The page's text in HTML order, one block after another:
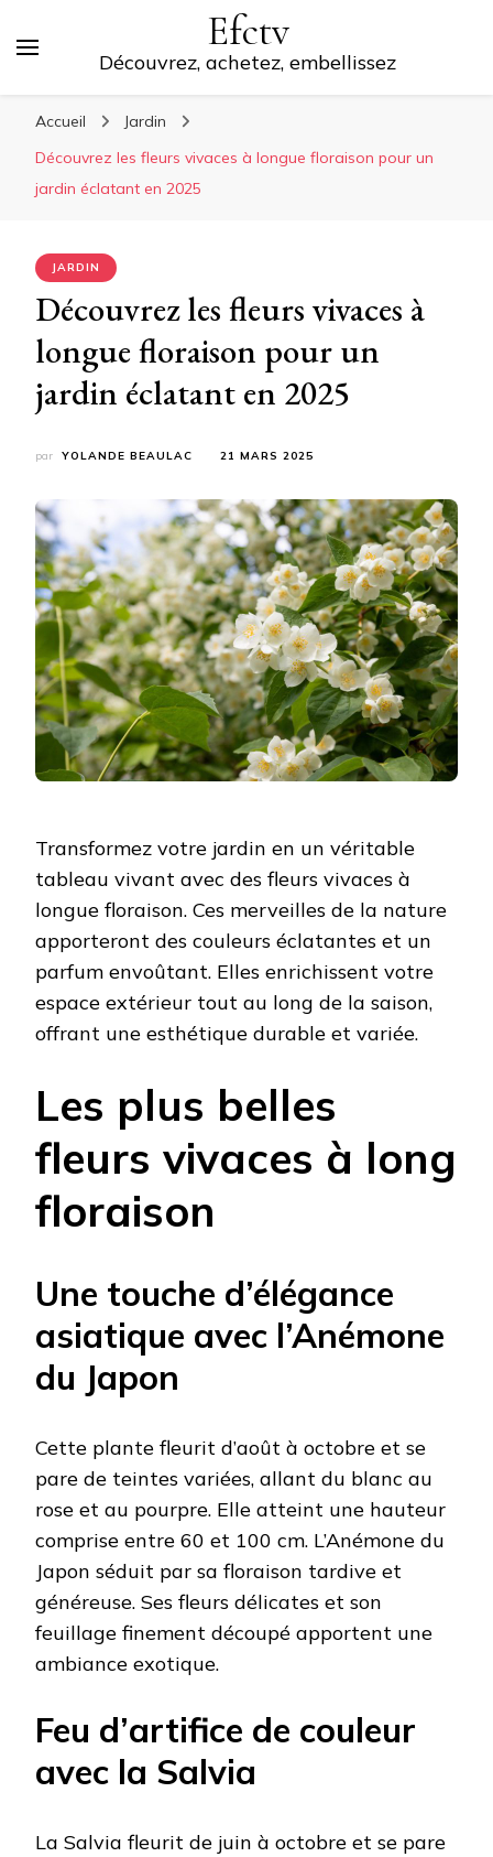
Efctv
Découvrez, achetez, embellissez
Accueil
Jardin
Découvrez les fleurs vivaces à longue floraison pour un
jardin éclatant en 2025
JARDIN
Découvrez les fleurs vivaces à
longue floraison pour un
jardin éclatant en 2025
par YOLANDE BEAULAC 21 MARS 2025
Transformez votre jardin en un véritable
tableau vivant avec des fleurs vivaces à
longue floraison. Ces merveilles de la nature
apporteront des couleurs éclatantes et un
parfum envoûtant. Elles enrichissent votre
espace extérieur tout au long de la saison,
offrant une esthétique durable et variée.
Les plus belles
fleurs vivaces à long
floraison
Une touche d’élégance
asiatique avec l’Anémone
du Japon
Cette plante fleurit d’août à octobre et se
pare de teintes variées, allant du blanc au
rose et au pourpre. Elle atteint une hauteur
comprise entre 60 et 100 cm. L’Anémone du
Japon séduit par sa floraison tardive et
généreuse. Ses fleurs délicates et son
feuillage finement découpé apportent une
ambiance exotique.
Feu d’artifice de couleur
avec la Salvia
La Salvia fleurit de juin à octobre et se pare